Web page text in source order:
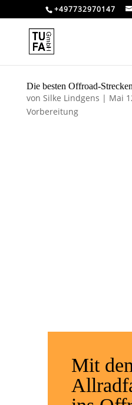
+497732970147
Die besten Offroad-
von Silke Lindgens | Mai
Vorbereitung
Mit